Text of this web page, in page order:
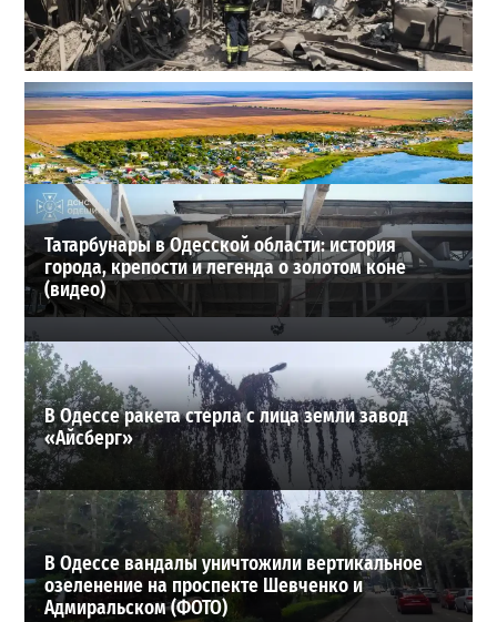
В Одессе выросло число пострадавших после атаки
реактивных дронов (фото)
2
24-07-2026 в 14:29
ВИБОР РЕДАКЦИИ
Татарбунары в Одесской области: история
города, крепости и легенда о золотом коне
(видео)
В Одессе ракета стерла с лица земли завод
«Айсберг»
В Одессе вандалы уничтожили вертикальное
озеленение на проспекте Шевченко и
Адмиральском (ФОТО)